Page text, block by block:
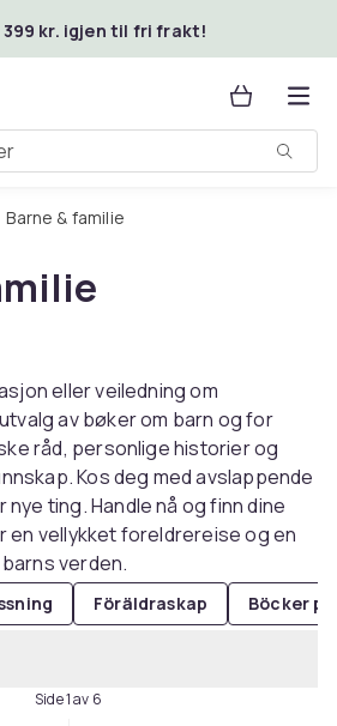
399 kr. igjen til fri frakt!
Barne & familie
eller veiledning om
av bøker om barn og for
råd, personlige historier og
Kos deg med avslappende
ting. Handle nå og finn dine
vellykket foreldrereise og en
verden.
Föräldraskap Böcker
Side 1 av 6